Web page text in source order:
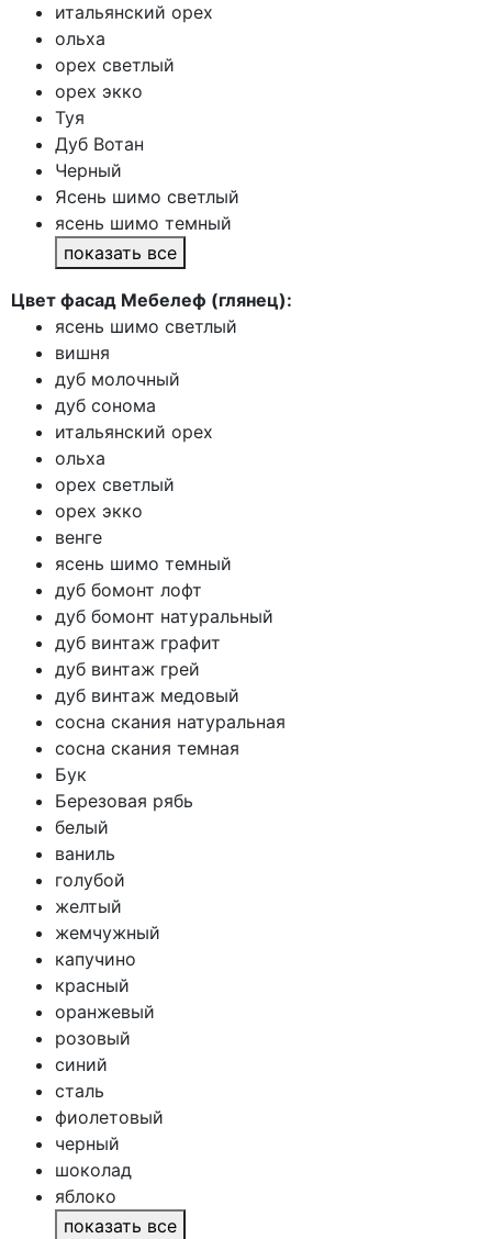
итальянский орех
ольха
орех светлый
орех экко
Туя
Дуб Вотан
Черный
Ясень шимо светлый
ясень шимо темный
показать все
Цвет фасад Мебелеф (глянец):
ясень шимо светлый
вишня
дуб молочный
дуб сонома
итальянский орех
ольха
орех светлый
орех экко
венге
ясень шимо темный
дуб бомонт лофт
дуб бомонт натуральный
дуб винтаж графит
дуб винтаж грей
дуб винтаж медовый
сосна скания натуральная
сосна скания темная
Бук
Березовая рябь
белый
ваниль
голубой
желтый
жемчужный
капучино
красный
оранжевый
розовый
синий
сталь
фиолетовый
черный
шоколад
яблоко
показать все